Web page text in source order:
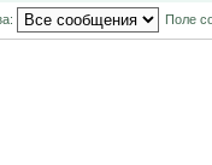
Поле